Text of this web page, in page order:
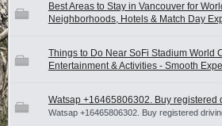
Best Areas to Stay in Vancouver for
Neighborhoods, Hotels & Match Day
Things to Do Near SoFi Stadium World
Entertainment & Activities - Smooth
Watsap +16465806302. Buy registered
Watsap +16465806302. Buy registered